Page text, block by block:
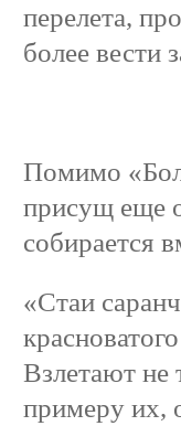
перелета,
более вести
Помимо
присущ еще
собирается
«Стаи
Взлетают не
примеру их,